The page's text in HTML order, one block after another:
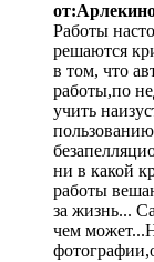
Работы
решаются
в том, что
работы,по
учить
ни в какой
работы
за жизнь...
чем